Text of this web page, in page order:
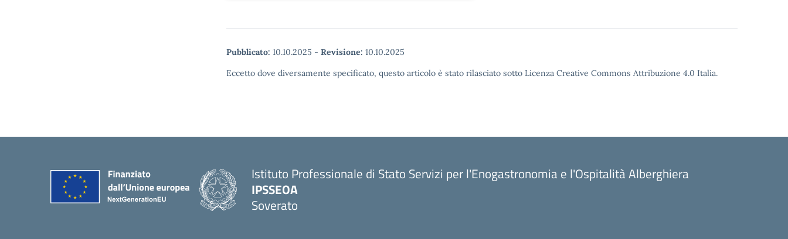
Pubblicato: 10.10.2025 - Revisione: 10.10.2025
Eccetto dove diversamente specificato, questo articolo è stato rilasciato sotto Licenza Creative Commons Attribuzione 4.0 Italia.
Istituto Professionale di Stato Servizi per l'Enogastronomia e l'Ospitalità Alberghiera
IPSSEOA
Soverato